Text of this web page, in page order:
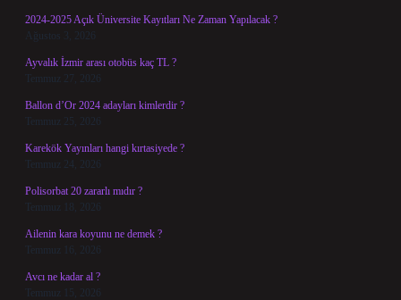
2024-2025 Açık Üniversite Kayıtları Ne Zaman Yapılacak ?
Ağustos 3, 2026
Ayvalık İzmir arası otobüs kaç TL ?
Temmuz 27, 2026
Ballon d’Or 2024 adayları kimlerdir ?
Temmuz 25, 2026
Karekök Yayınları hangi kırtasiyede ?
Temmuz 24, 2026
Polisorbat 20 zararlı mıdır ?
Temmuz 18, 2026
Ailenin kara koyunu ne demek ?
Temmuz 16, 2026
Avcı ne kadar al ?
Temmuz 15, 2026